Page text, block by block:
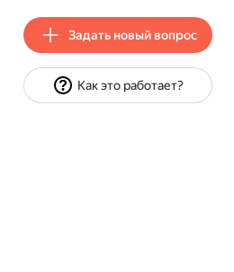
Задать новый вопрос
Как это работает?